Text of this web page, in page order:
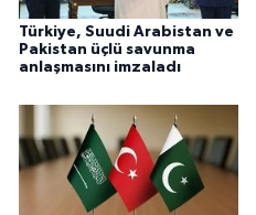
Türkiye, Suudi Arabistan ve
Pakistan üçlü savunma
anlaşmasını imzaladı